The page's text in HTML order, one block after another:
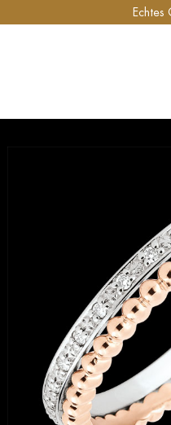
Echtes